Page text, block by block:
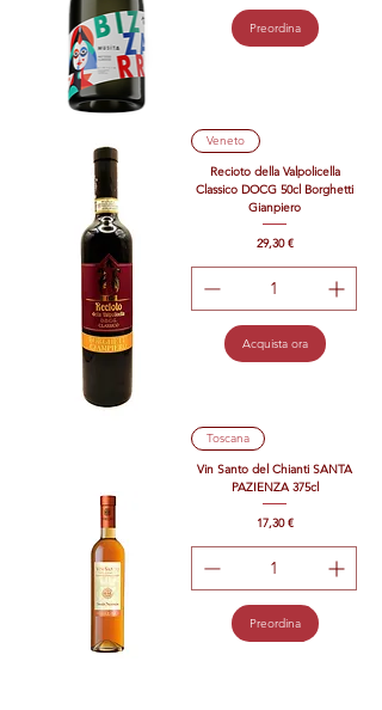
Preordina
Veneto
Recioto della Valpolicella
Classico DOCG 50cl Borghetti
Gianpiero
Prezzo
29,30 €
Acquista ora
Toscana
Vin Santo del Chianti SANTA
PAZIENZA 375cl
Prezzo
17,30 €
Preordina